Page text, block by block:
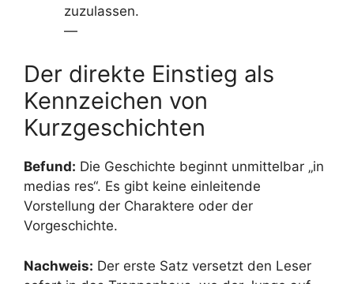
zuzulassen.
—
Der direkte Einstieg als
Kennzeichen von
Kurzgeschichten
Befund: Die Geschichte beginnt unmittelbar „in
medias res“. Es gibt keine einleitende
Vorstellung der Charaktere oder der
Vorgeschichte.
Nachweis: Der erste Satz versetzt den Leser